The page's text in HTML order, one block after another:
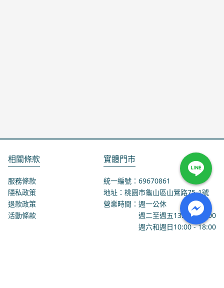
相關條款
服務條款
隱私政策
退款政策
活動條款
實體門市
統一編號：69670861
地址：桃園市龜山區山鶯路75-1號
營業時間：週一公休
週二至週五13:00 - 18:00
週六和週日10:00 - 18:00